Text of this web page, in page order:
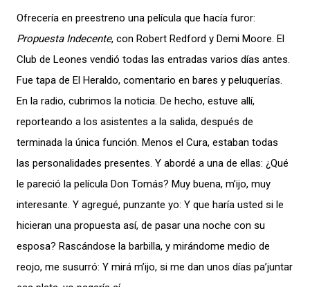
Ofrecería en preestreno una película que hacía furor:
Propuesta Indecente, con Robert Redford y Demi Moore. El
Club de Leones vendió todas las entradas varios días antes.
Fue tapa de El Heraldo, comentario en bares y peluquerías.
En la radio, cubrimos la noticia. De hecho, estuve allí,
reporteando a los asistentes a la salida, después de
terminada la única función. Menos el Cura, estaban todas
las personalidades presentes. Y abordé a una de ellas: ¿Qué
le pareció la película Don Tomás? Muy buena, m’ijo, muy
interesante. Y agregué, punzante yo: Y que haría usted si le
hicieran una propuesta así, de pasar una noche con su
esposa? Rascándose la barbilla, y mirándome medio de
reojo, me susurró: Y mirá m’ijo, si me dan unos días pa’juntar